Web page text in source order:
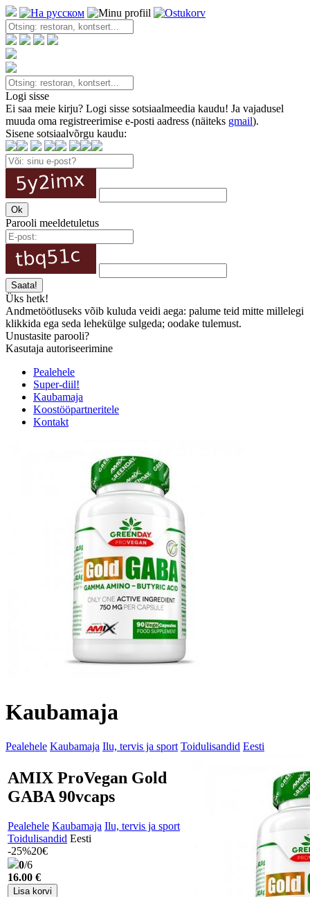
Logi sisse
Ei saa meie kirju? Logi sisse sotsiaalmeedia kaudu! Ja vajadusel
muuda oma registreerimise e-posti aadress (näiteks gmail).
Sisene sotsiaalvõrgu kaudu:
Parooli meeldetuletus
Üks hetk!
Andmetöötluseks võib kuluda veidi aega: palume teid mitte millelegi
klikkida ega seda lehekülge sulgeda; oodake tulemust.
Unustasite parooli?
Kasutaja autoriseerimine
Pealehele
Super-diil!
Kaubamaja
Koostööpartneritele
Kontakt
Kaubamaja
Pealehele Kaubamaja Ilu, tervis ja sport Toidulisandid Eesti
AMIX ProVegan Gold
GABA 90vcaps
Pealehele Kaubamaja Ilu, tervis ja sport
Toidulisandid Eesti
-25%20€
0/6
16.00 €